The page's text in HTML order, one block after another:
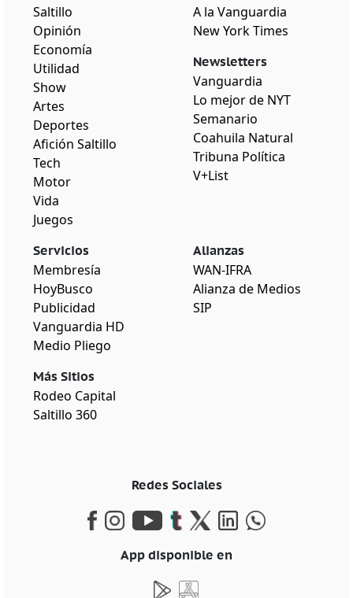
Saltillo
Opinión
Economía
Utilidad
Show
Artes
Deportes
Afición Saltillo
Tech
Motor
Vida
Juegos
A la Vanguardia
New York Times
Newsletters
Vanguardia
Lo mejor de NYT
Semanario
Coahuila Natural
Tribuna Política
V+List
Servicios
Membresía
HoyBusco
Publicidad
Vanguardia HD
Medio Pliego
Más Sitios
Rodeo Capital
Saltillo 360
Alianzas
WAN-IFRA
Alianza de Medios
SIP
Redes Sociales
App disponible en